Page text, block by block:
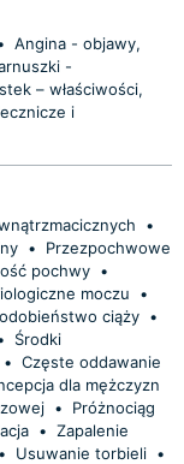
Angina - objawy,
-
– właściwości,
i
•
•
Przezpochwowe
pochwy •
moczu
•
ciąży •
Środki
• Częste oddawanie
dla mężczyzn
•
Próżnociąg
• Zapalenie
• Usuwanie torbieli •